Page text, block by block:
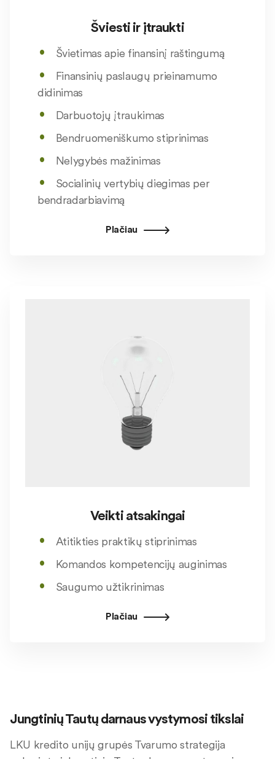
Šviesti ir įtraukti
Švietimas apie finansinį raštingumą
Finansinių paslaugų prieinamumo
didinimas
Darbuotojų įtraukimas
Bendruomeniškumo stiprinimas
Nelygybės mažinimas
Socialinių vertybių diegimas per
bendradarbiavimą
Plačiau
Veikti atsakingai
Atitikties praktikų stiprinimas
Komandos kompetencijų auginimas
Saugumo užtikrinimas
Plačiau
Jungtinių Tautų darnaus vystymosi tikslai
LKU kredito unijų grupės Tvarumo strategija